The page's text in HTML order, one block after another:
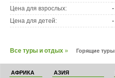
Цена для взрослых:
-
Цена для детей:
-
Все туры и отдых » Горящие туры
АФРИКА
АЗИЯ